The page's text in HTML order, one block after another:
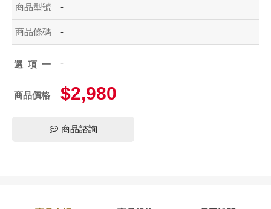
商品型號 -
商品條碼 -
選項一 -
商品價格 $2,980
商品諮詢